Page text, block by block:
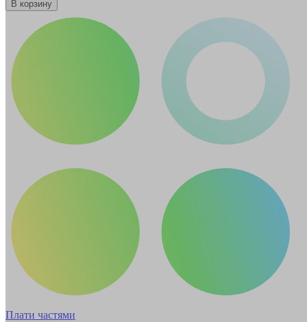
В корзину
Плати частями